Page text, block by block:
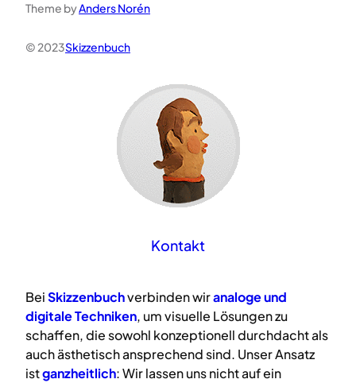
Theme byAnders Norén
© 2023Skizzenbuch
Kontakt
BeiSkizzenbuchverbinden wiranalogeund
digitaleTechniken, um visuelle Lösungen zu
schaffen, die sowohl konzeptionell durchdacht als
auch ästhetisch ansprechend sind. Unser Ansatz
istganzheitlich: Wir lassen uns nicht auf ein